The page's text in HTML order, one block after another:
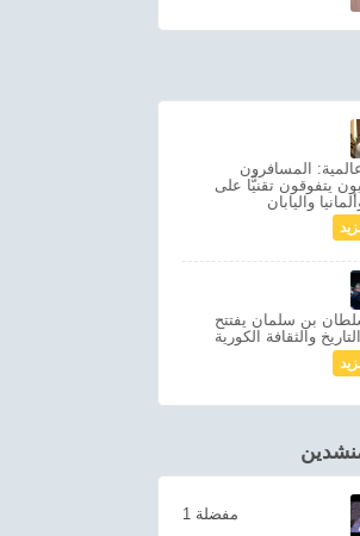
المسافرون
يتفوقون تقنيًّا على
واليابان
سلطان بن سلمان يفتتح
والثقافة الكورية
1 مفضلة